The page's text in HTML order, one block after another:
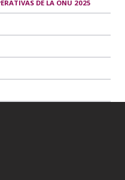
DE LA ONU 2025